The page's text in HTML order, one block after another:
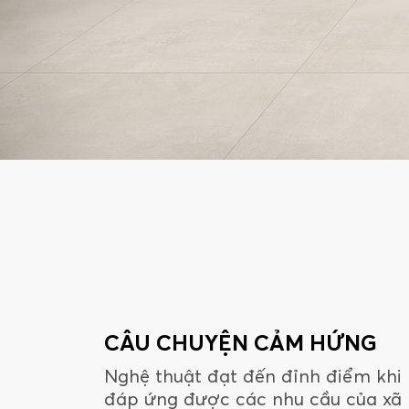
CÂU CHUYỆN CẢM HỨNG
Nghệ thuật đạt đến đỉnh điểm khi
đáp ứng được các nhu cầu của xã